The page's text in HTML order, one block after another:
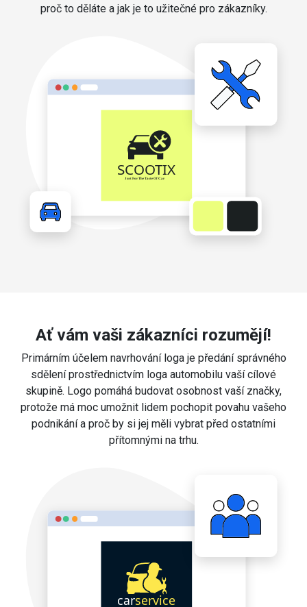
proč to děláte a jak je to užitečné pro zákazníky.
Ať vám vaši zákazníci rozumějí!
Primárním účelem navrhování loga je předání správného
sdělení prostřednictvím loga automobilu vaší cílové
skupině. Logo pomáhá budovat osobnost vaší značky,
protože má moc umožnit lidem pochopit povahu vašeho
podnikání a proč by si jej měli vybrat před ostatními
přítomnými na trhu.